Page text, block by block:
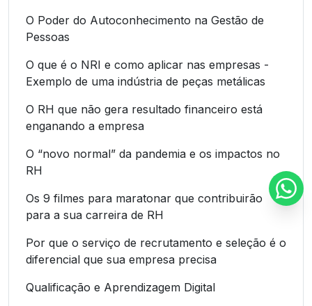
O Poder do Autoconhecimento na Gestão de
Pessoas
O que é o NRI e como aplicar nas empresas -
Exemplo de uma indústria de peças metálicas
O RH que não gera resultado financeiro está
enganando a empresa
O “novo normal” da pandemia e os impactos no
RH
Os 9 filmes para maratonar que contribuirão
para a sua carreira de RH
Por que o serviço de recrutamento e seleção é o
diferencial que sua empresa precisa
Qualificação e Aprendizagem Digital